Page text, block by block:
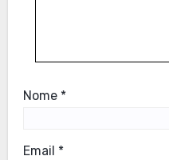
Nome *
Email *